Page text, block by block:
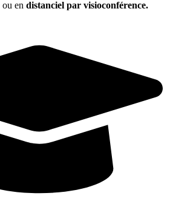
ou en distanciel par visioconférence.